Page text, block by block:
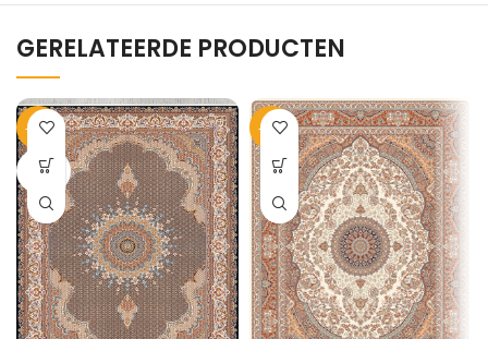
GERELATEERDE PRODUCTEN
-35%
SOLD
OUT
-35%